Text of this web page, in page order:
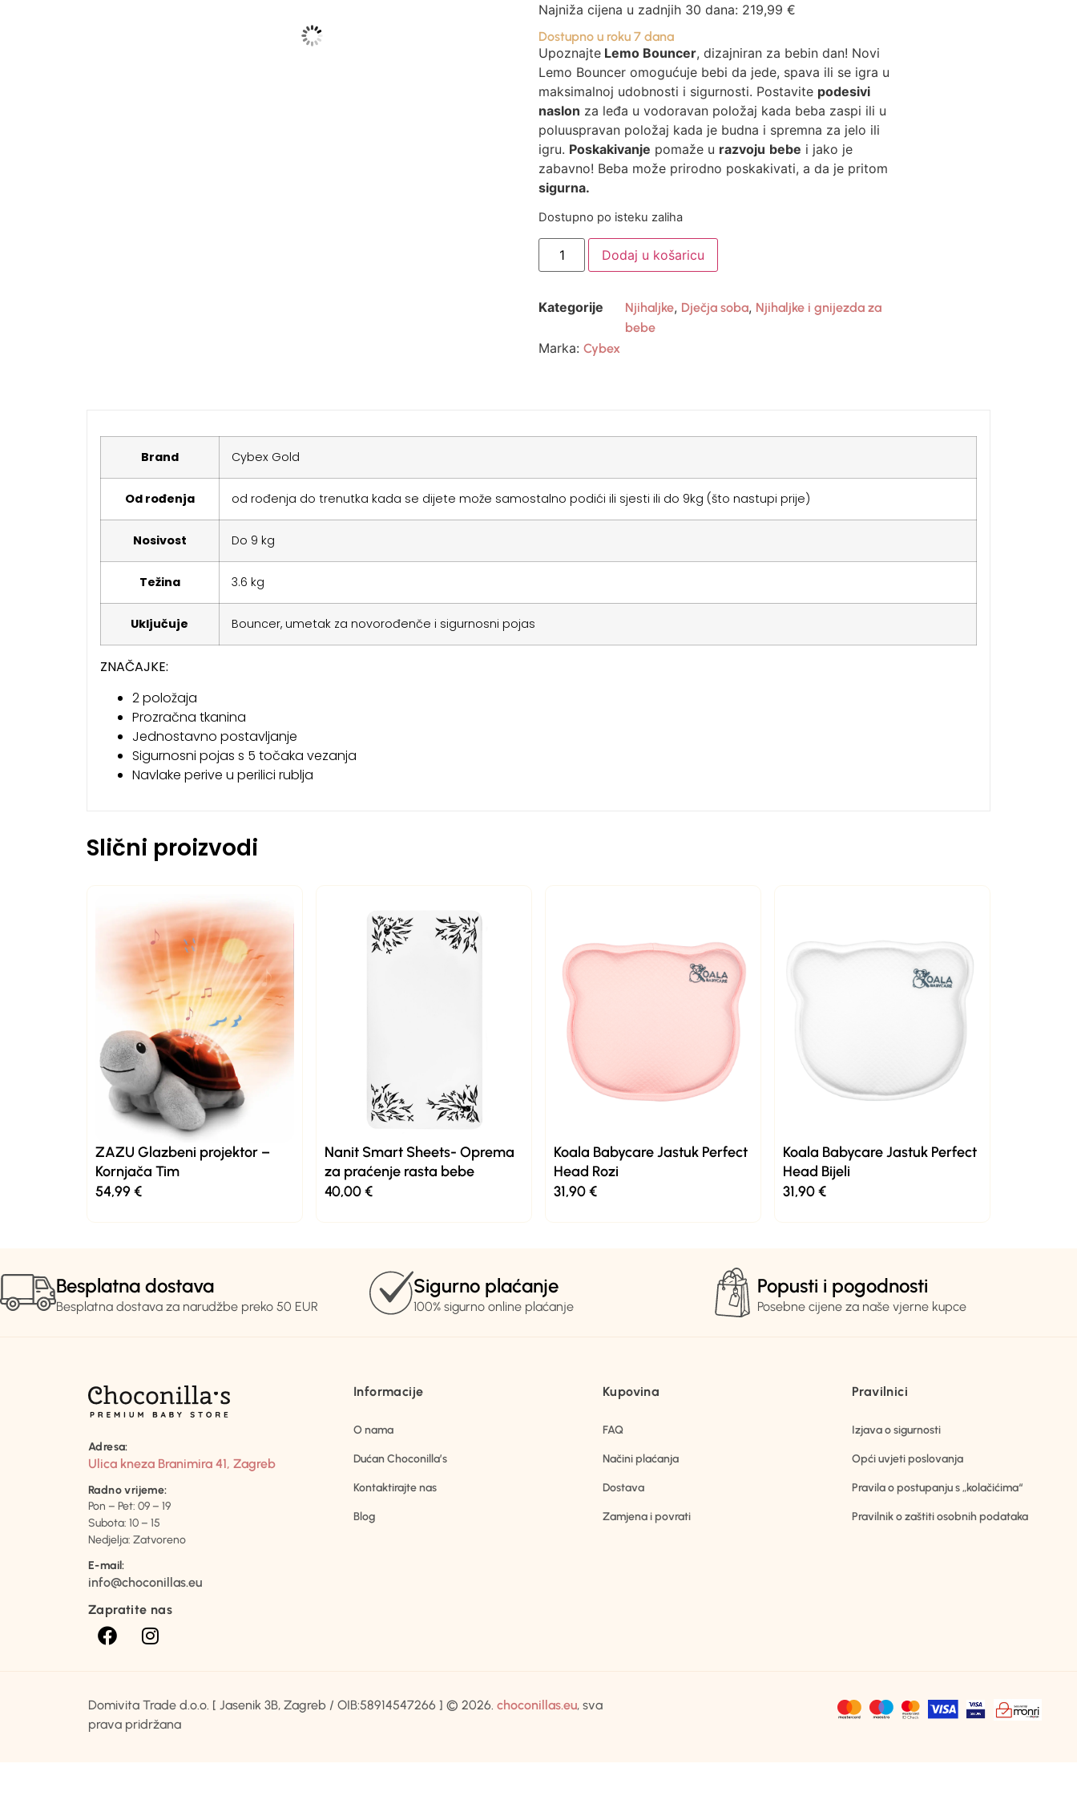
Najniža cijena u zadnjih 30 dana: 219,99 €
Dostupno u roku 7 dana
Upoznajte Lemo Bouncer, dizajniran za bebin dan! Novi
Lemo Bouncer omogućuje bebi da jede, spava ili se igra u
maksimalnoj udobnosti i sigurnosti. Postavite podesivi
naslon za leđa u vodoravan položaj kada beba zaspi ili u
poluuspravan položaj kada je budna i spremna za jelo ili
igru. Poskakivanje pomaže u razvoju bebe i jako je
zabavno! Beba može prirodno poskakivati, a da je pritom
sigurna.
Dostupno po isteku zaliha
Dodaj u košaricu
Kategorije Njihaljke, Dječja soba, Njihaljke i gnijezda za
bebe
Marka: Cybex
Brand Cybex Gold
Od rođenja od rođenja do trenutka kada se dijete može samostalno podići ili sjesti ili do 9kg (što nastupi prije)
Nosivost Do 9 kg
Težina 3.6 kg
Uključuje Bouncer, umetak za novorođenče i sigurnosni pojas
ZNAČAJKE:
2 položaja
Prozračna tkanina
Jednostavno postavljanje
Sigurnosni pojas s 5 točaka vezanja
Navlake perive u perilici rublja
Slični proizvodi
ZAZU Glazbeni projektor –
Kornjača Tim
54,99€
Nanit Smart Sheets- Oprema
za praćenje rasta bebe
40,00€
Koala Babycare Jastuk Perfect
Head Rozi
31,90€
Koala Babycare Jastuk Perfect
Head Bijeli
31,90€
Besplatna dostava
Besplatna dostava za narudžbe preko 50 EUR
Sigurno plaćanje
100% sigurno online plaćanje
Popusti i pogodnosti
Posebne cijene za naše vjerne kupce
Adresa:
Ulica kneza Branimira 41, Zagreb
Radno vrijeme:
Pon – Pet: 09 – 19
Subota: 10 – 15
Nedjelja: Zatvoreno
E-mail:
info@choconillas.eu
Zapratite nas
Informacije
O nama
Dućan Choconilla’s
Kontaktirajte nas
Blog
Kupovina
FAQ
Načini plaćanja
Dostava
Zamjena i povrati
Pravilnici
Izjava o sigurnosti
Opći uvjeti poslovanja
Pravila o postupanju s „kolačićima“
Pravilnik o zaštiti osobnih podataka
Domivita Trade d.o.o. [ Jasenik 3B, Zagreb / OIB:58914547266 ] © 2026. choconillas.eu, sva
prava pridržana